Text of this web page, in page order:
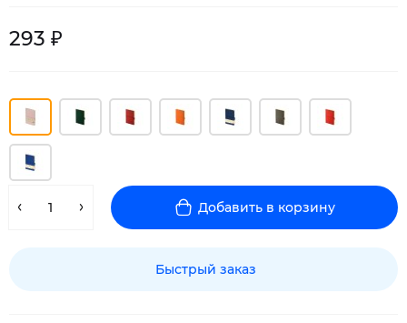
293 ₽
Добавить в корзину
Быстрый заказ